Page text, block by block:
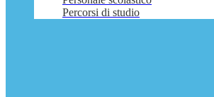
Percorsi di studio